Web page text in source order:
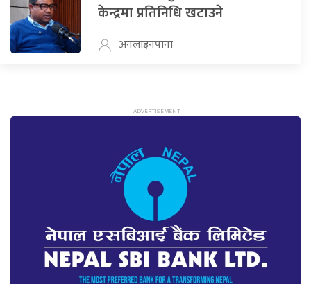
केन्द्रमा प्रतिनिधि खटाउने
अनलाइनपाना